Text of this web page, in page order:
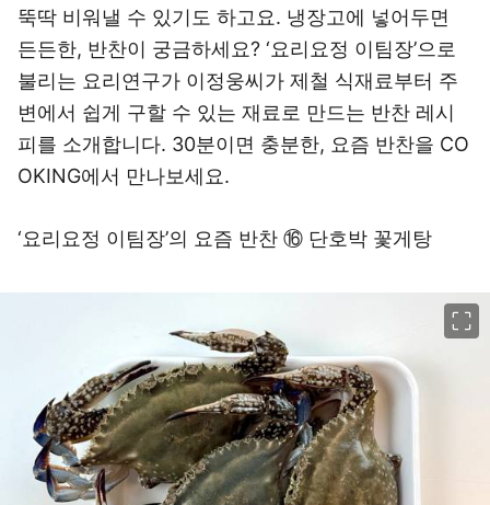
뚝딱 비워낼 수 있기도 하고요. 냉장고에 넣어두면
든든한, 반찬이 궁금하세요? ‘요리요정 이팀장’으로
불리는 요리연구가 이정웅씨가 제철 식재료부터 주
변에서 쉽게 구할 수 있는 재료로 만드는 반찬 레시
피를 소개합니다. 30분이면 충분한, 요즘 반찬을 CO
OKING에서 만나보세요.
‘요리요정 이팀장’의 요즘 반찬 ⑯ 단호박 꽃게탕